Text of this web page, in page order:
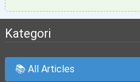
Kategori
📚 All Articles